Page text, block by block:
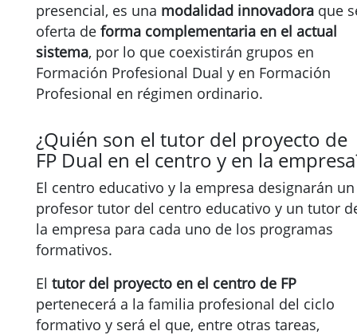
presencial, es una modalidad innovadora que
oferta de forma complementaria en el actual
sistema, por lo que coexistirán grupos en
Formación Profesional Dual y en Formación
Profesional en régimen ordinario.
¿Quién son el tutor del proyecto de
FP Dual en el centro y en la
El centro educativo y la empresa designarán un
profesor tutor del centro educativo y un tutor
la empresa para cada uno de los programas
formativos.
El tutor del proyecto en el centro de FP
pertenecerá a la familia profesional del ciclo
formativo y será el que, entre otras tareas,